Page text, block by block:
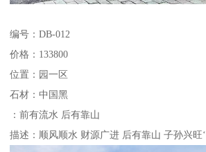
编号：DB-012
价格：133800
位置：园一区
石材：中国黑
：前有流水 后有靠山
描述：顺风顺水 财源广进 后有靠山 子孙兴旺‘